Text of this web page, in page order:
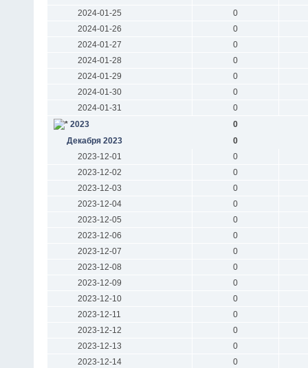
2024-01-25
0
2024-01-26
0
2024-01-27
0
2024-01-28
0
2024-01-29
0
2024-01-30
0
2024-01-31
0
2023
0
Декабря 2023
0
2023-12-01
0
2023-12-02
0
2023-12-03
0
2023-12-04
0
2023-12-05
0
2023-12-06
0
2023-12-07
0
2023-12-08
0
2023-12-09
0
2023-12-10
0
2023-12-11
0
2023-12-12
0
2023-12-13
0
2023-12-14
0